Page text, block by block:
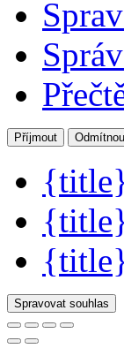
Příjmout
Spravovat souhlas